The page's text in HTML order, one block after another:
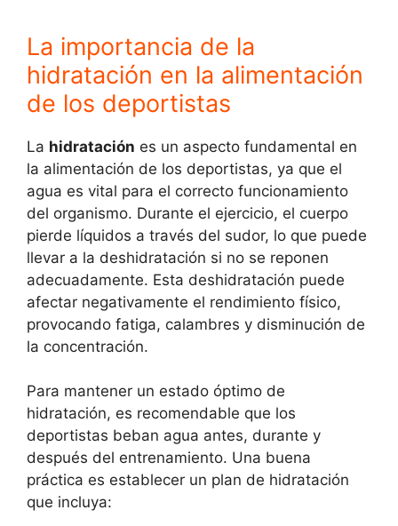
La importancia de la
hidratación en la alimentación
de los deportistas
La hidratación es un aspecto fundamental en
la alimentación de los deportistas, ya que el
agua es vital para el correcto funcionamiento
del organismo. Durante el ejercicio, el cuerpo
pierde líquidos a través del sudor, lo que puede
llevar a la deshidratación si no se reponen
adecuadamente. Esta deshidratación puede
afectar negativamente el rendimiento físico,
provocando fatiga, calambres y disminución de
la concentración.
Para mantener un estado óptimo de
hidratación, es recomendable que los
deportistas beban agua antes, durante y
después del entrenamiento. Una buena
práctica es establecer un plan de hidratación
que incluya: